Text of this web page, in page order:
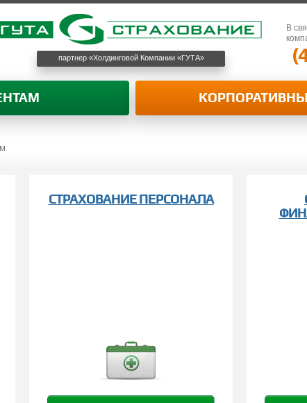
партнер «Холдинговой Компании «ГУТА»
В
СТРАХОВАНИЕ ПЕРСОНАЛА